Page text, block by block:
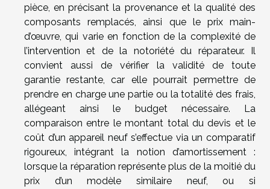
pièce, en précisant la provenance et la qualité des
composants remplacés, ainsi que le prix main-
d’œuvre, qui varie en fonction de la complexité de
l’intervention et de la notoriété du réparateur. Il
convient aussi de vérifier la validité de toute
garantie restante, car elle pourrait permettre de
prendre en charge une partie ou la totalité des frais,
allégeant ainsi le budget nécessaire. La
comparaison entre le montant total du devis et le
coût d’un appareil neuf s’effectue via un comparatif
rigoureux, intégrant la notion d’amortissement :
lorsque la réparation représente plus de la moitié du
prix d’un modèle similaire neuf, ou si